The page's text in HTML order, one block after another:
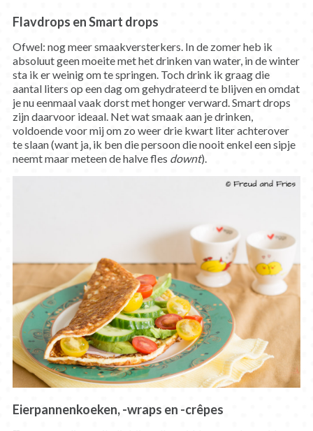
Flavdrops en Smart drops
Ofwel: nog meer smaakversterkers. In de zomer heb ik
absoluut geen moeite met het drinken van water, in de winter
sta ik er weinig om te springen. Toch drink ik graag die
aantal liters op een dag om gehydrateerd te blijven en omdat
je nu eenmaal vaak dorst met honger verward. Smart drops
zijn daarvoor ideaal. Net wat smaak aan je drinken,
voldoende voor mij om zo weer drie kwart liter achterover
te slaan (want ja, ik ben die persoon die nooit enkel een sipje
neemt maar meteen de halve fles downt).
Eierpannenkoeken, -wraps en -crêpes